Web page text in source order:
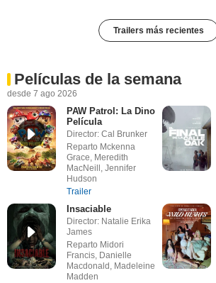
Trailers más recientes
Películas de la semana
desde 7 ago 2026
PAW Patrol: La Dino
Película
Director: Cal Brunker
Reparto Mckenna
Grace, Meredith
MacNeill, Jennifer
Hudson
Trailer
Insaciable
Director: Natalie Erika
James
Reparto Midori
Francis, Danielle
Macdonald, Madeleine
Madden